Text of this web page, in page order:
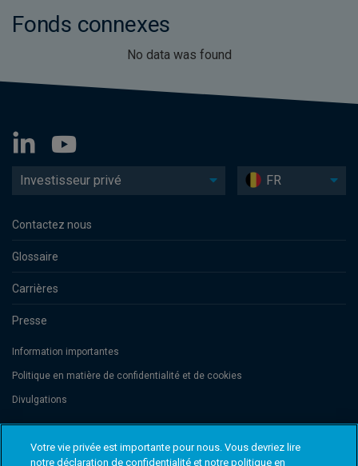
Fonds connexes
No data was found
Investisseur privé FR
Contactez nous
Glossaire
Carrières
Presse
Information importantes
Politique en matière de confidentialité et de cookies
Divulgations
Threadneedle Management Luxembourg S.A., registered with the Registre
de Commerce et des Sociétés (Luxembourg), No. B 110242 and/or
Votre vie privée est importante pour nous. Vous devriez lire
notre déclaration de confidentialité et notre politique en